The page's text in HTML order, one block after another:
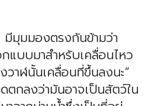
มุมมองตรงกันข้ามว่า
แบบมาสำหรับเคลื่อนไหว
วาฬนั้นเคลื่อนที่ขึ้นลงนะ”
กลงว่ามันอาจเป็นสัตว์ใน